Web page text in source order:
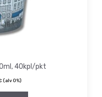
40kpl/pkt
(alv 0%)